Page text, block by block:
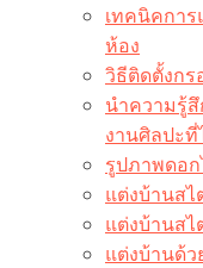
เทคนิคกา
ห้อง
วิธีติดตั้งก
นำความรู้
งานศิลปะ
รูปภาพดอ
แต่งบ้านสไ
แต่งบ้านส
แต่งบ้านด้